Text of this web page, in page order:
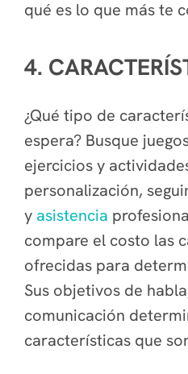
qué es lo que más te
4.
¿Qué tipo de
espera? Busque
ejercicios y
personalización,
y asistencia
compare el costo las
ofrecidas para
Sus objetivos de
comunicación
características que